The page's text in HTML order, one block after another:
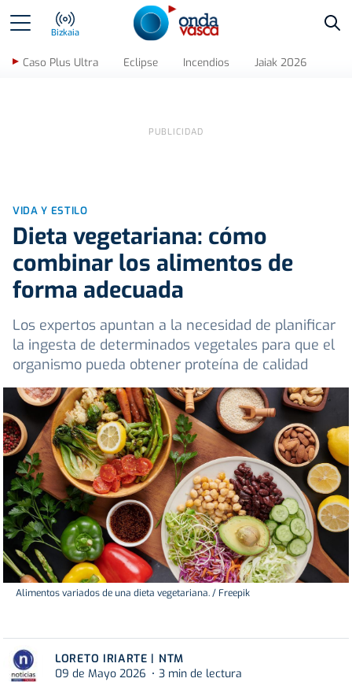
Bizkaia
Caso Plus Ultra Eclipse Incendios Jaiak 2026
VIDA Y ESTILO
Dieta vegetariana: cómo
combinar los alimentos de
forma adecuada
Los expertos apuntan a la necesidad de planificar
la ingesta de determinados vegetales para que el
organismo pueda obtener proteína de calidad
Alimentos variados de una dieta vegetariana. / Freepik
LORETO IRIARTE | NTM
09 de Mayo 2026
3 min de lectura